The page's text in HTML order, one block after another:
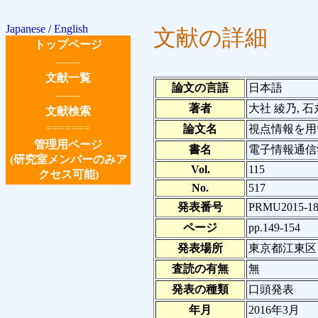
Japanese /English
トップページ
-------
文献一覧
-------
文献検索
=======
管理用ページ
(研究室メンバーのみア
クセス可能)
文献の詳細
論文の言語
日本語
著者
大社 綾乃, 石
論文名
視点情報を
書名
電子情報通
Vol.
115
No.
517
発表番号
PRMU2015-
ページ
pp.149-154
発表場所
東京都江東区
査読の有無
無
発表の種類
口頭発表
年月
2016年3月